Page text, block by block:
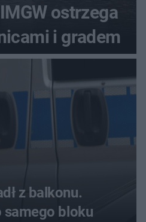
ostrzega
i gradem
z balkonu.
samego bloku